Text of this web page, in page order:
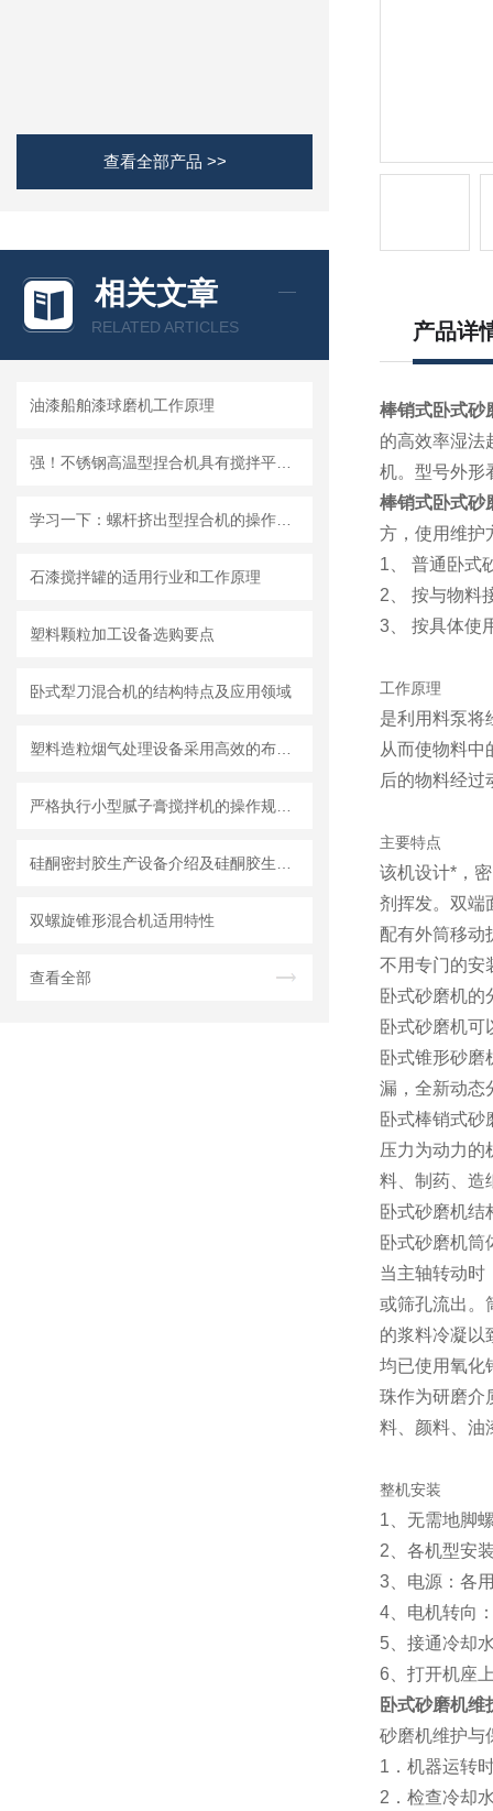
查看全部产品 >>
相关文章
RELATED ARTICLES
油漆船舶漆球磨机工作原理
石漆搅拌罐的适用行业和工作原理
塑料颗粒加工设备选购要点
卧式犁刀混合机的结构特点及应用领域
双螺旋锥形混合机适用特性
查看全部
产品详
棒销式卧式砂
的高效率湿法
机。型号外形
棒销式卧式砂
方，使用维护
1、 普通卧式
2、 按与物料
3、 按具体使
工作原理
是利用料泵将
从而使物料中
后的物料经过
主要特点
该机设计*，
剂挥发。双端
配有外筒移动
不用专门的安
卧式砂磨机的
卧式砂磨机可
卧式锥形砂磨
漏，全新动态
卧式棒销式砂
压力为动力的
料、制药、造
卧式砂磨机结
卧式砂磨机筒
当主轴转动时
或筛孔流出。
的浆料冷凝以
均已使用氧化
珠作为研磨介
料、颜料、油
整机安装
1、无需地脚
2、各机型安
3、电源：各
4、电机转向
5、接通冷却
6、打开机座
卧式砂磨机维
砂磨机维护与
1．机器运转
2．检查冷却